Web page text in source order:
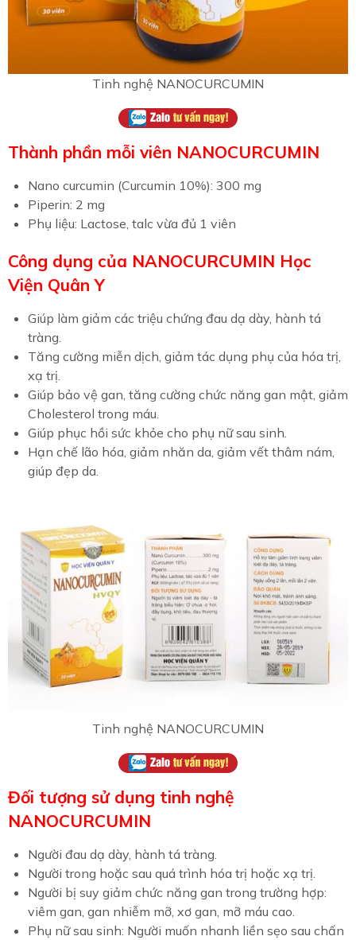
Tinh nghệ NANOCURCUMIN
Thành phần mỗi viên NANOCURCUMIN
Nano curcumin (Curcumin 10%): 300 mg
Piperin: 2 mg
Phụ liệu: Lactose, talc vừa đủ 1 viên
Công dụng của NANOCURCUMIN Học
Viện Quân Y
Giúp làm giảm các triệu chứng đau dạ dày, hành tá
tràng.
Tăng cường miễn dịch, giảm tác dụng phụ của hóa trị,
xạ trị.
Giúp bảo vệ gan, tăng cường chức năng gan mật, giảm
Cholesterol trong máu.
Giúp phục hồi sức khỏe cho phụ nữ sau sinh.
Hạn chế lão hóa, giảm nhăn da, giảm vết thâm nám,
giúp đẹp da.
Tinh nghệ NANOCURCUMIN
Đối tượng sử dụng tinh nghệ
NANOCURCUMIN
Người đau dạ dày, hành tá tràng.
Người trong hoặc sau quá trình hóa trị hoặc xạ trị.
Người bị suy giảm chức năng gan trong trường hợp:
viêm gan, gan nhiễm mỡ, xơ gan, mỡ máu cao.
Phụ nữ sau sinh: Người muốn nhanh liền sẹo sau chấn